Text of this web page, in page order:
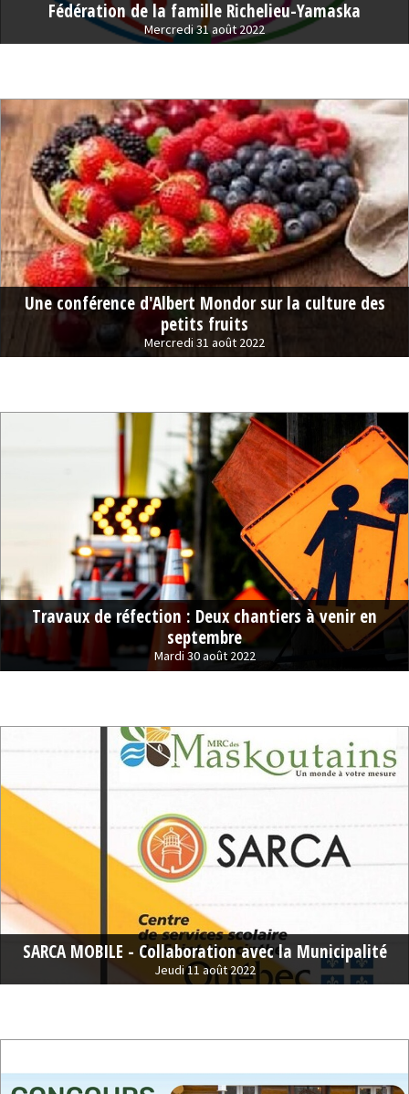
Fédération de la famille Richelieu-Yamaska
Mercredi 31 août 2022
Une conférence d'Albert Mondor sur la culture des
petits fruits
Mercredi 31 août 2022
Travaux de réfection : Deux chantiers à venir en
septembre
Mardi 30 août 2022
SARCA MOBILE - Collaboration avec la Municipalité
Jeudi 11 août 2022